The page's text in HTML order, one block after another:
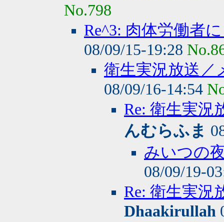
No.798
Re^3: 肉体労働者
08/09/15-19:28
衛生実況放送／
08/09/16-14:54
Re: 衛生実況
んむらふま
みいつの
08/09/19-
Re: 衛生実況
Dhaakirullah